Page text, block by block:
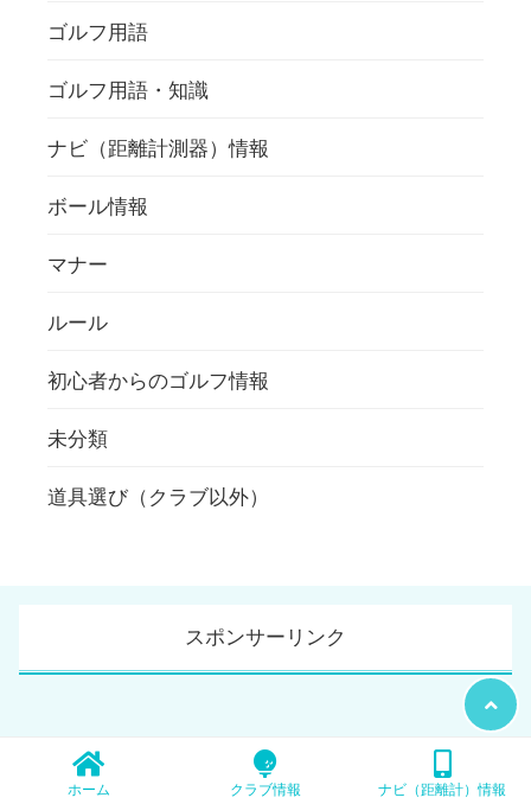
ゴルフ用語
ゴルフ用語・知識
ナビ（距離計測器）情報
ボール情報
マナー
ルール
初心者からのゴルフ情報
未分類
道具選び（クラブ以外）
スポンサーリンク
ホーム クラブ情報 ナビ（距離計）情報